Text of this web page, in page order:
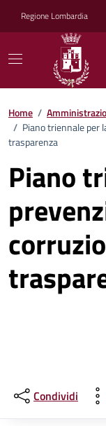
Regione Lombardia
Home /
/ Piano triennale per
trasparenza
Piano
Condividi